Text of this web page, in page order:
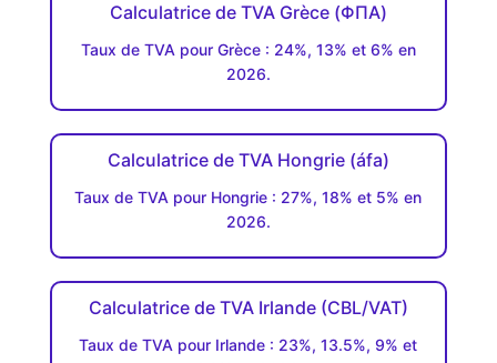
Calculatrice de TVA Grèce (ΦΠΑ)
Taux de TVA pour Grèce : 24%, 13% et 6% en
2026.
Calculatrice de TVA Hongrie (áfa)
Taux de TVA pour Hongrie : 27%, 18% et 5% en
2026.
Calculatrice de TVA Irlande (CBL/VAT)
Taux de TVA pour Irlande : 23%, 13.5%, 9% et